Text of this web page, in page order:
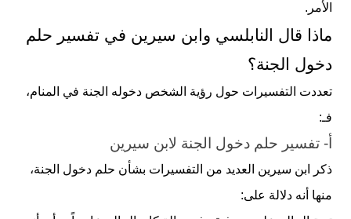
الأمر.
ماذا قال النابلسي وابن سيرين في تفسير حلم
دخول الجنة؟
تعددت التفسيرات حول رؤية الشخص دخوله الجنة في المنام،
فـ:
أ- تفسير حلم دخول الجنة لابن سيرين
ذكر ابن سيرين العديد من التفسيرات بشأن حلم دخول الجنة،
منها أنه دلالة على: